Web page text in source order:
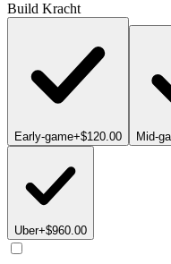
Build Kracht
Early-game+$120.00 Mid-
Uber+$960.00